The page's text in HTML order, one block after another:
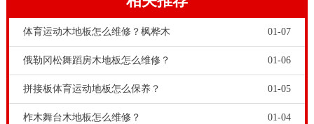
体育运动木地板怎么维修？枫桦木 01-07
俄勒冈松舞蹈房木地板怎么维修？ 01-06
拼接板体育运动地板怎么保养？ 01-05
柞木舞台木地板怎么维修？ 01-04